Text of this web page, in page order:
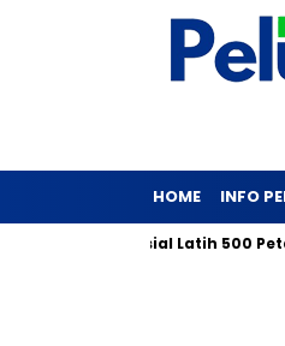
HOME INFO
Sosial Latih 500 Petani